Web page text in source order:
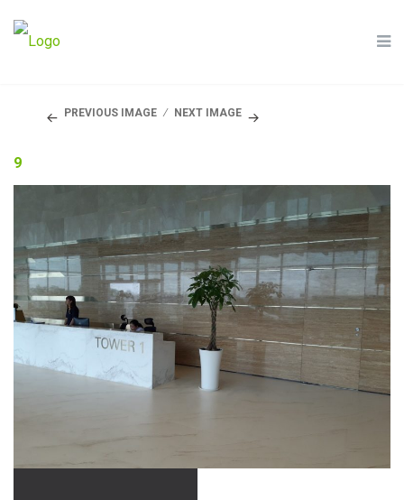
PREVIOUS IMAGE NEXT IMAGE
9